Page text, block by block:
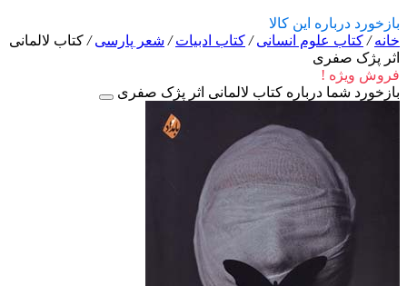
بازخورد درباره این کالا
خانه/ کتاب علوم انسانی/ کتاب ادبیات/ شعر پارسی/ کتاب لالمانی
اثر پژک صفری
فروش ویژه !
بازخورد شما درباره کتاب لالمانی اثر پژک صفری